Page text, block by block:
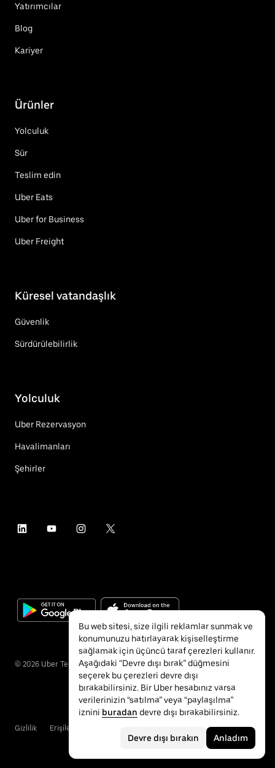
Yatırımcılar
Blog
Kariyer
Ürünler
Yolculuk
Sür
Teslim edin
Uber Eats
Uber for Business
Uber Freight
Küresel vatandaşlık
Güvenlik
Sürdürülebilirlik
Yolculuk
Uber Rezervasyon
Havalimanları
Şehirler
© 2026 Uber Technologies Inc.
Gizlilik Erişilebilirlik
Bu web sitesi, size ilgili reklamlar sunmak ve
konumunuzu hatırlayarak kişiselleştirme
sağlamak için üçüncü taraf çerezleri kullanır.
Aşağıdaki “Devre dışı bırak” düğmesini
seçerek bu çerezleri devre dışı
bırakabilirsiniz. Bir Uber hesabınız varsa
verilerinizin “satılma” veya “paylaşılma”
iznini buradan devre dışı bırakabilirsiniz.
Devre dışı bırakın Anladım